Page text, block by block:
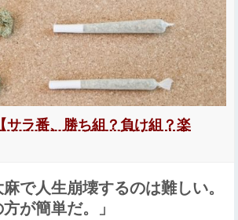
サラ番、勝ち組？負け組？楽
で人生崩壊するのは難しい。
が簡単だ。」